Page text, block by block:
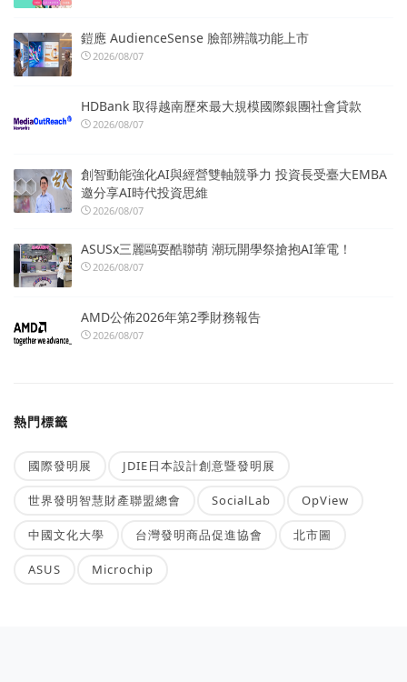
鎧應 AudienceSense 臉部辨識功能上市
2026/08/07
HDBank 取得越南歷來最大規模國際銀團社會貸款
2026/08/07
創智動能強化AI與經營雙軸競爭力 投資長受臺大EMBA
邀分享AI時代投資思維
2026/08/07
ASUSx三麗鷗耍酷聯萌 潮玩開學祭搶抱AI筆電！
2026/08/07
AMD公佈2026年第2季財務報告
2026/08/07
熱門標籤
國際發明展 JDIE日本設計創意暨發明展
世界發明智慧財產聯盟總會 SocialLab OpView
中國文化大學 台灣發明商品促進協會 北市圖
ASUS Microchip